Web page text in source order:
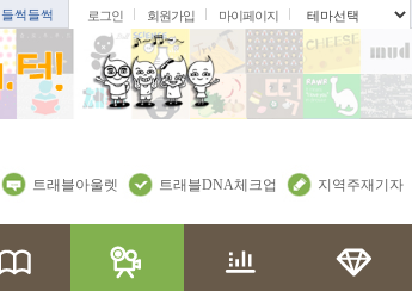
들썩들썩 로그인 회원가입 마이페이지
트래블아울렛 트래블DNA체크업 지역주재기자